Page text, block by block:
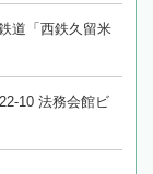
道「西鉄久留米
10 法務会館ビ